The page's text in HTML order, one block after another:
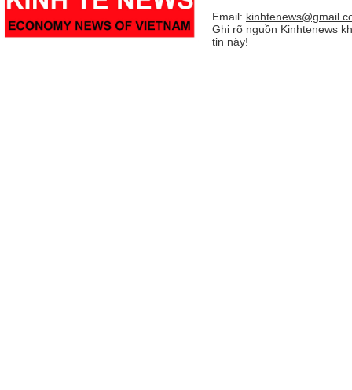
Email:
Ghi rõ nguồn Kinhtenews
tin này!